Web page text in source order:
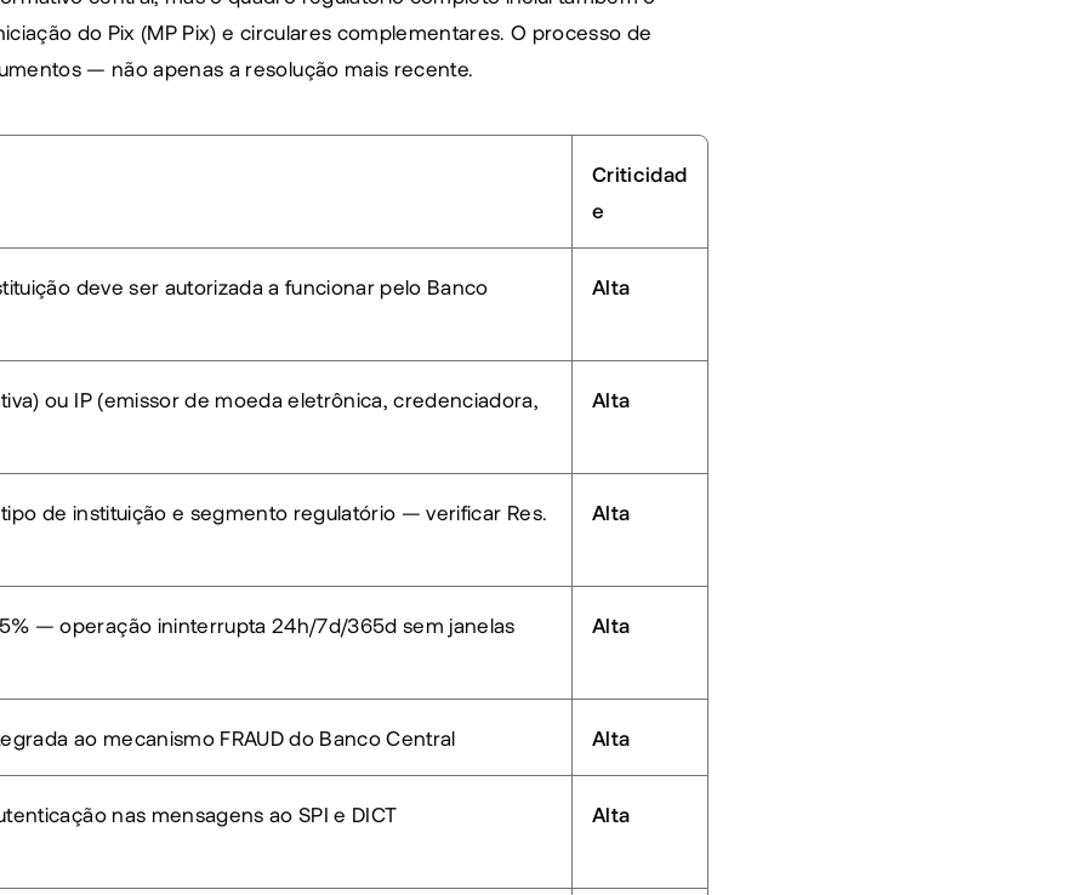
do Pix (MP Pix) e circulares complementares. O processo de
— não apenas a resolução mais recente.
Criticidad
e
deve ser autorizada a funcionar pelo Banco Alta
ou IP (emissor de moeda eletrônica, credenciadora, Alta
de instituição e segmento regulatório — verificar Res. Alta
— operação ininterrupta 24h/7d/365d sem janelas Alta
ao mecanismo FRAUD do Banco Central Alta
nas mensagens ao SPI e DICT Alta